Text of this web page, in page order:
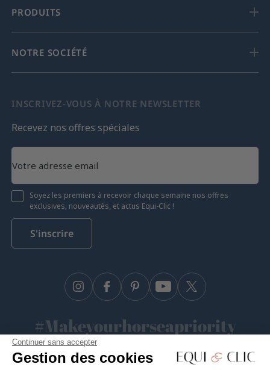
Continuer sans accepter
Gestion des cookies
PRODUITS
NOTRE SOCIÉTÉ
INSCRIVEZ-VOUS À NOTRE NEWSLETTER
Recevez nos offres spéciales
Soyez les premiers à recevoir chaque semaine nos offres
exclusives, nouveautés, et actus Equi-Clic !
S'inscrire
Facebook Twitter
YouTube
Pinterest
Instagram
#Makeyourhorseapriority
🫶